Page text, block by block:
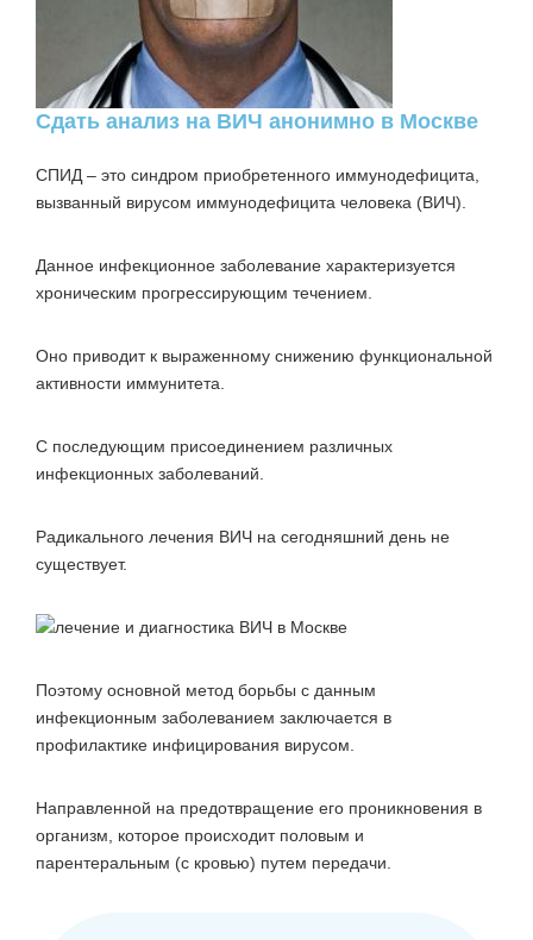
Сдать анализ на ВИЧ анонимно в Москве
СПИД – это синдром приобретенного иммунодефицита,
вызванный вирусом иммунодефицита человека (ВИЧ).
Данное инфекционное заболевание характеризуется
хроническим прогрессирующим течением.
Оно приводит к выраженному снижению функциональной
активности иммунитета.
С последующим присоединением различных
инфекционных заболеваний.
Радикального лечения ВИЧ на сегодняшний день не
существует.
Поэтому основной метод борьбы с данным
инфекционным заболеванием заключается в
профилактике инфицирования вирусом.
Направленной на предотвращение его проникновения в
организм, которое происходит половым и
парентеральным (с кровью) путем передачи.